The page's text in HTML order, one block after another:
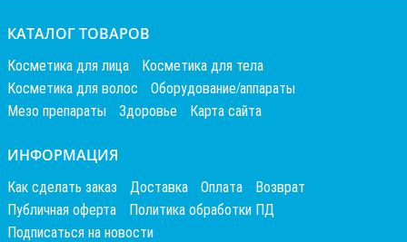
КАТАЛОГ ТОВАРОВ
Косметика для лица
Косметика для тела
Косметика для волос
Оборудование/аппараты
Мезо препараты
Здоровье Карта сайта
ИНФОРМАЦИЯ
Как сделать заказ Доставка Оплата
Возврат
Публичная оферта
Политика обработки ПД
Подписаться на новости